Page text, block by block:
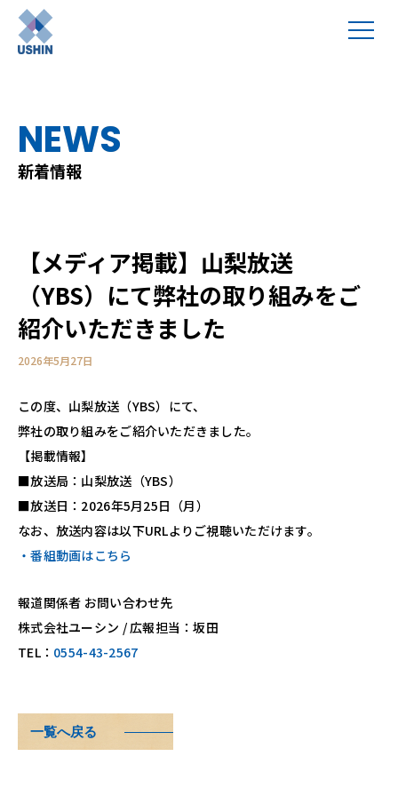
NEWS
新着情報
【メディア掲載】山梨放送
（YBS）にて弊社の取り組みをご
紹介いただきました
2026年5月27日
この度、山梨放送（YBS）にて、
弊社の取り組みをご紹介いただきました。
【掲載情報】
■放送局：山梨放送（YBS）
■放送日：2026年5月25日（月）
なお、放送内容は以下URLよりご視聴いただけます。
・番組動画はこちら
報道関係者 お問い合わせ先
株式会社ユーシン / 広報担当：坂田
TEL： 0554-43-2567
一覧へ戻る